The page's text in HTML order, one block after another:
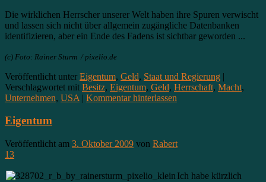
Die wirklichen Herrscher unserer Welt haben ihre Spuren verwischt
und lassen sich nicht über allgemein zugängliche Datenbanken
identifizieren, aber ein Ende des Fadens ist sichtbar geworden ...
(c) Foto: Rainer Sturm / pixelio.de
Veröffentlicht unter Eigentum, Geld, Staat und Regierung |
Verschlagwortet mit Besitz, Eigentum, Geld, Herrschaft, Macht,
Unternehmen, USA | Kommentar hinterlassen
Eigentum
Veröffentlicht am 3. Oktober 2009 von Rabert
13
Ich habe kürzlich